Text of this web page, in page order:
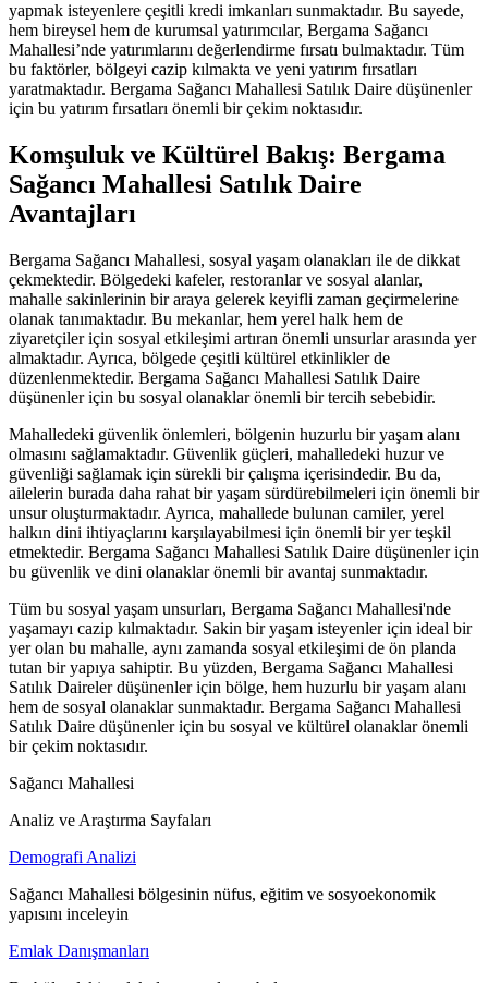
yapmak isteyenlere çeşitli kredi imkanları sunmaktadır. Bu sayede,
hem bireysel hem de kurumsal yatırımcılar, Bergama Sağancı
Mahallesi’nde yatırımlarını değerlendirme fırsatı bulmaktadır. Tüm
bu faktörler, bölgeyi cazip kılmakta ve yeni yatırım fırsatları
yaratmaktadır. Bergama Sağancı Mahallesi Satılık Daire düşünenler
için bu yatırım fırsatları önemli bir çekim noktasıdır.
Komşuluk ve Kültürel Bakış: Bergama
Sağancı Mahallesi Satılık Daire
Avantajları
Bergama Sağancı Mahallesi, sosyal yaşam olanakları ile de dikkat
çekmektedir. Bölgedeki kafeler, restoranlar ve sosyal alanlar,
mahalle sakinlerinin bir araya gelerek keyifli zaman geçirmelerine
olanak tanımaktadır. Bu mekanlar, hem yerel halk hem de
ziyaretçiler için sosyal etkileşimi artıran önemli unsurlar arasında yer
almaktadır. Ayrıca, bölgede çeşitli kültürel etkinlikler de
düzenlenmektedir. Bergama Sağancı Mahallesi Satılık Daire
düşünenler için bu sosyal olanaklar önemli bir tercih sebebidir.
Mahalledeki güvenlik önlemleri, bölgenin huzurlu bir yaşam alanı
olmasını sağlamaktadır. Güvenlik güçleri, mahalledeki huzur ve
güvenliği sağlamak için sürekli bir çalışma içerisindedir. Bu da,
ailelerin burada daha rahat bir yaşam sürdürebilmeleri için önemli bir
unsur oluşturmaktadır. Ayrıca, mahallede bulunan camiler, yerel
halkın dini ihtiyaçlarını karşılayabilmesi için önemli bir yer teşkil
etmektedir. Bergama Sağancı Mahallesi Satılık Daire düşünenler için
bu güvenlik ve dini olanaklar önemli bir avantaj sunmaktadır.
Tüm bu sosyal yaşam unsurları, Bergama Sağancı Mahallesi'nde
yaşamayı cazip kılmaktadır. Sakin bir yaşam isteyenler için ideal bir
yer olan bu mahalle, aynı zamanda sosyal etkileşimi de ön planda
tutan bir yapıya sahiptir. Bu yüzden, Bergama Sağancı Mahallesi
Satılık Daireler düşünenler için bölge, hem huzurlu bir yaşam alanı
hem de sosyal olanaklar sunmaktadır. Bergama Sağancı Mahallesi
Satılık Daire düşünenler için bu sosyal ve kültürel olanaklar önemli
bir çekim noktasıdır.
Sağancı Mahallesi
Analiz ve Araştırma Sayfaları
Demografi Analizi
Sağancı Mahallesi bölgesinin nüfus, eğitim ve sosyoekonomik
yapısını inceleyin
Emlak Danışmanları